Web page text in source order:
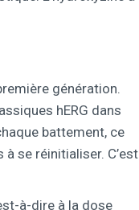
génération.
hERG dans
battement, ce
se réinitialiser. C’est
à-dire à la dose